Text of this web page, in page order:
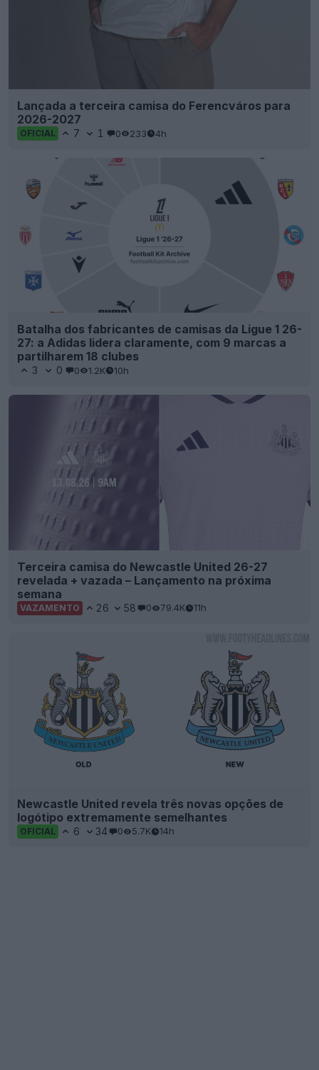
Lançada a terceira camisa do Ferencváros para
2026-2027
OFICIAL 7 1 0 233 4h
Batalha dos fabricantes de camisas da Ligue 1 26-
27: a Adidas lidera claramente, com 9 marcas a
partilharem 18 clubes
3 0 0 1.2K 10h
Terceira camisa do Newcastle United 26-27
revelada + vazada – Lançamento na próxima
semana
VAZAMENTO 26 58 0 79.4K 11h
Newcastle United revela três novas opções de
logótipo extremamente semelhantes
OFICIAL 6 34 0 5.7K 14h